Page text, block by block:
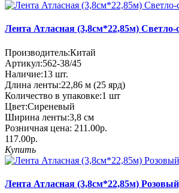
Лента Атласная (3,8см*22,85м)
Производитель:Китай
Артикул:562-38/45
Наличие:13 шт.
Длина ленты:22,86 м (25 ярд)
Количество в упаковке:1 шт
Цвет:Сиреневый
Ширина ленты:3,8 см
Розничная цена: 211.00р.
117.00р.
Купить
Лента Атласная (3,8см*22,85м)